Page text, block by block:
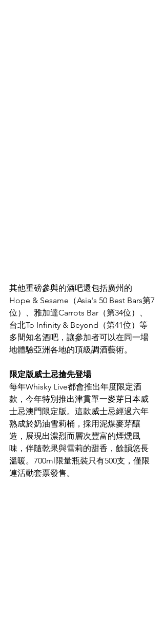
其他重磅參與的酒吧還包括廣州的
Hope & Sesame（Asia's 50 Best Bars第7
位）、雅加達Carrots Bar（第34位）、
台北To Infinity & Beyond（第41位）等
多間知名酒吧，讓參加者可以在同一場
地體驗亞洲各地的頂級調酒藝術。
限定版威士忌搶先登場
每年Whisky Live都會推出年度限定酒
款，今年特別推出津貫單一麥芽日本威
士忌澳門限定版。這款威士忌經過六年
熟成於奶油雪莉桶，採用泥煤麥芽釀
造，展現出濃烈而層次豐富的煙燻風
味，伴隨乾果與雪莉的甜香，餘韻悠長
溫暖。700ml限量瓶裝只有500支，僅限
連活動套票發售。